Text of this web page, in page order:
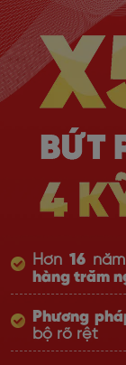
Hơn 16năm
hàng trăm
Phương
bộ rõ rệt